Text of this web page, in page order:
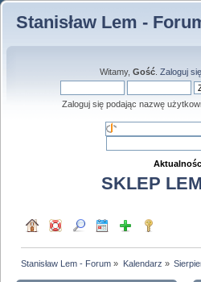
Stanisław Lem -
Witamy, Gość. Zaloguj się
Zaloguj się podając nazwę
SKLEP
Stanisław Lem - Forum » Kalendarz »